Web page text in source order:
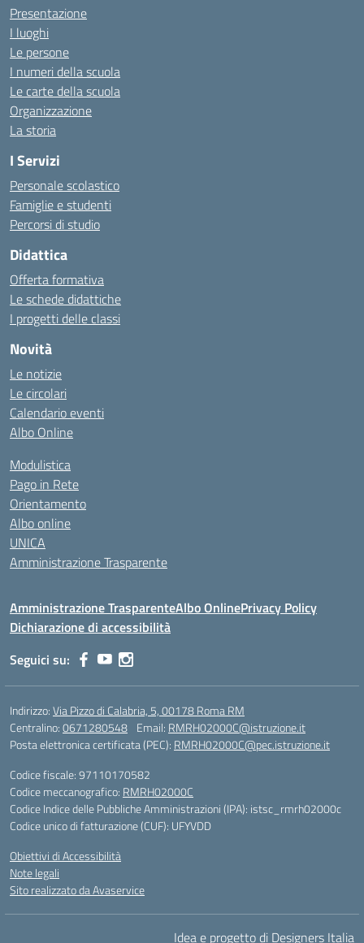
Presentazione
I luoghi
Le persone
I numeri della scuola
Le carte della scuola
Organizzazione
La storia
I Servizi
Personale scolastico
Famiglie e studenti
Percorsi di studio
Didattica
Offerta formativa
Le schede didattiche
I progetti delle classi
Novità
Le notizie
Le circolari
Calendario eventi
Albo Online
Modulistica
Pago in Rete
Orientamento
Albo online
UNICA
Amministrazione Trasparente
Amministrazione TrasparenteAlbo OnlinePrivacy Policy
Dichiarazione di accessibilità
Seguici su:
Indirizzo:Via Pizzo di Calabria, 5, 00178 Roma RM
Centralino:0671280548 Email: RMRH02000C@istruzione.it
Posta elettronica certificata (PEC): RMRH02000C@pec.istruzione.it
Codice fiscale: 97110170582
Codice meccanografico: RMRH02000C
Codice Indice delle Pubbliche Amministrazioni (IPA): istsc_rmrh02000c
Codice unico di fatturazione (CUF): UFYVDD
Obiettivi di Accessibilità
Note legali
Sito realizzato da Avaservice
Idea e progetto di Designers Italia